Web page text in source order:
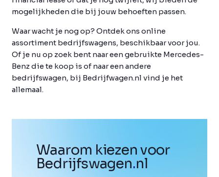
mogelijkheden die bij jouw behoeften passen.
Waar wacht je nog op? Ontdek ons online
assortiment bedrijfswagens, beschikbaar voor jou.
Of je nu op zoek bent naar een gebruikte Mercedes-
Benz die te koop is of naar een andere
bedrijfswagen, bij Bedrijfwagen.nl vind je het
allemaal.
Waarom kiezen voor
Bedrijfswagen.nl